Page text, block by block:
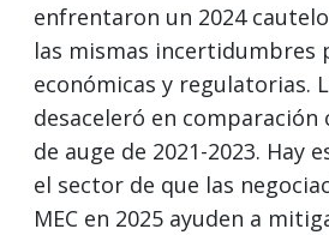
enfrentaron un 2024
las mismas incertidumbres
económicas y regulatorias.
desaceleró en comparación
de auge de 2021-2023. Hay
el sector de que las
MEC en 2025 ayuden a